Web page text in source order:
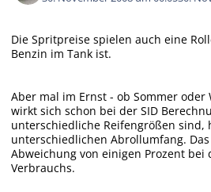
Die Spritpreise spielen auch eine
Benzin im Tank ist.
Aber mal im Ernst - ob Sommer
wirkt sich schon bei der SID
unterschiedliche Reifengrößen sind,
unterschiedlichen Abrollumfang.
Abweichung von einigen Prozent bei
Verbrauchs.